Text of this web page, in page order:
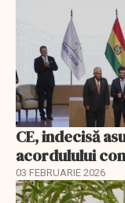
CE, indecisă
acordulului
03 FEBRUARIE 2026